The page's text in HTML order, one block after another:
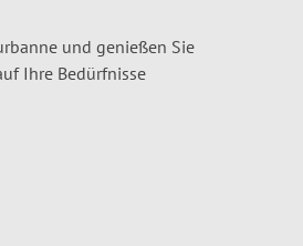
und genießen Sie
Ihre Bedürfnisse